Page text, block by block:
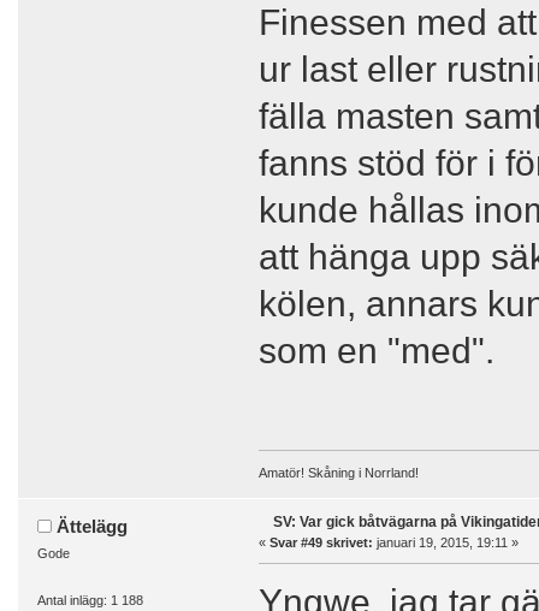
Finessen med
ur last eller
fälla masten
fanns stöd för i
kunde hållas
att hänga upp
kölen, annars
som en "med".
Amatör! Skåning i Norrland!
Ättelägg
Gode
Antal inlägg: 1 188
SV: Var gick båtvägarna på
« Svar #49 skrivet: januari 19, 2015, 19:11 »
Yngwe, jag tar